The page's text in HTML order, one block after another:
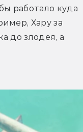
работало куда
Хару за
до злодея, а